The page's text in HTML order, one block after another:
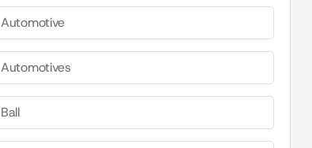
Automotive
Automotives
Ball